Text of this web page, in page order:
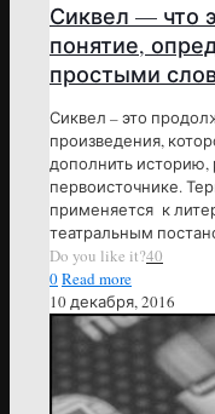
Сиквел — что
понятие,
простыми
Сиквел – это
произведения,
дополнить историю,
первоисточнике.
применяется к
театральным
Do you like it?40
0Read more
10 декабря, 2016